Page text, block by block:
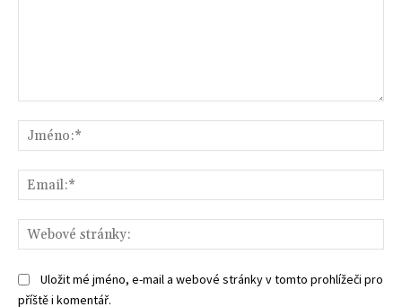
Uložit mé jméno, e-mail a webové stránky v tomto prohlížeči pro
příště i komentář.